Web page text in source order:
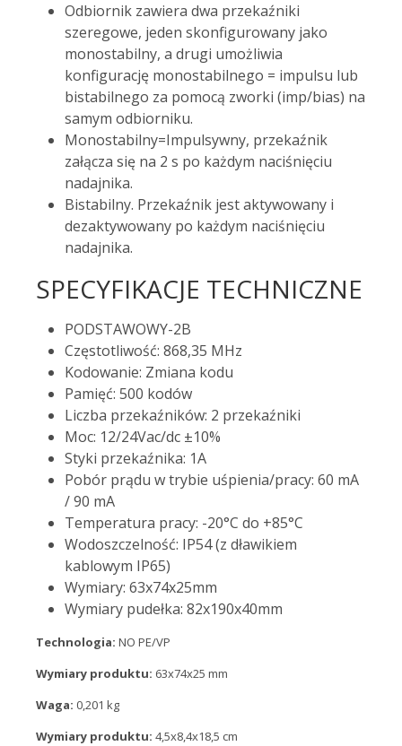
Odbiornik zawiera dwa przekaźniki
szeregowe, jeden skonfigurowany jako
monostabilny, a drugi umożliwia
konfigurację monostabilnego = impulsu lub
bistabilnego za pomocą zworki (imp/bias) na
samym odbiorniku.
Monostabilny=Impulsywny, przekaźnik
załącza się na 2 s po każdym naciśnięciu
nadajnika.
Bistabilny. Przekaźnik jest aktywowany i
dezaktywowany po każdym naciśnięciu
nadajnika.
SPECYFIKACJE TECHNICZNE
PODSTAWOWY-2B
Częstotliwość: 868,35 MHz
Kodowanie: Zmiana kodu
Pamięć: 500 kodów
Liczba przekaźników: 2 przekaźniki
Moc: 12/24Vac/dc ±10%
Styki przekaźnika: 1A
Pobór prądu w trybie uśpienia/pracy: 60 mA
/ 90 mA
Temperatura pracy: -20°C do +85°C
Wodoszczelność: IP54 (z dławikiem
kablowym IP65)
Wymiary: 63x74x25mm
Wymiary pudełka: 82x190x40mm
Technologia: NO PE/VP
Wymiary produktu: 63x74x25 mm
Waga: 0,201 kg
Wymiary produktu: 4,5x8,4x18,5 cm